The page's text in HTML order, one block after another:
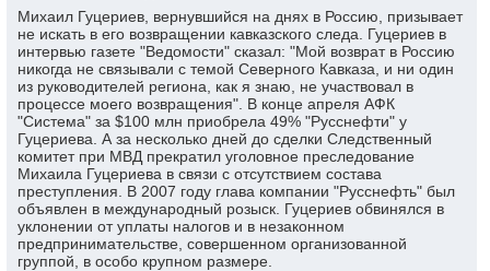
Михаил Гуцериев, вернувшийся на днях в Россию, призывает
не искать в его возвращении кавказского следа. Гуцериев в
интервью газете "Ведомости" сказал: "Мой возврат в Россию
никогда не связывали с темой Северного Кавказа, и ни один
из руководителей региона, как я знаю, не участвовал в
процессе моего возвращения". В конце апреля АФК
"Система" за $100 млн приобрела 49% "Русснефти" у
Гуцериева. А за несколько дней до сделки Следственный
комитет при МВД прекратил уголовное преследование
Михаила Гуцериева в связи с отсутствием состава
преступления. В 2007 году глава компании "Русснефть" был
объявлен в международный розыск. Гуцериев обвинялся в
уклонении от уплаты налогов и в незаконном
предпринимательстве, совершенном организованной
группой, в особо крупном размере.